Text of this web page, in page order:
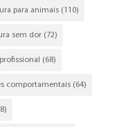
para animais(110)
sem dor(72)
(68)
comportamentais(64)